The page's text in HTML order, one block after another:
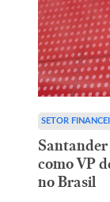
SETOR
Santander
como VP
no Brasil